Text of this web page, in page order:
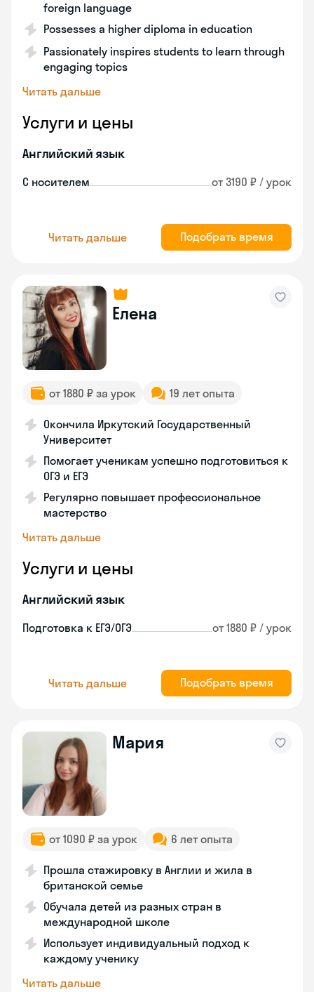
foreign language
Possesses a higher diploma in education
Passionately inspires students to learn through
engaging topics
Читать дальше
Услуги и цены
Английский язык
С носителем от 3190 ₽ / урок
Читать дальше Подобрать время
Елена
от 1880 ₽ за урок 19 лет опыта
Окончила Иркутский Государственный
Университет
Помогает ученикам успешно подготовиться к
ОГЭ и ЕГЭ
Регулярно повышает профессиональное
мастерство
Читать дальше
Услуги и цены
Английский язык
Подготовка к ЕГЭ/ОГЭ от 1880 ₽ / урок
Читать дальше Подобрать время
Мария
от 1090 ₽ за урок 6 лет опыта
Прошла стажировку в Англии и жила в
британской семье
Обучала детей из разных стран в
международной школе
Использует индивидуальный подход к
каждому ученику
Читать дальше